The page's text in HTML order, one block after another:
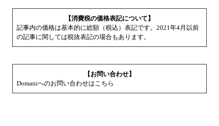
【消費税の価格表記について】
記事内の価格は基本的に総額（税込）表記です。2021年4月以前
の記事に関しては税抜表記の場合もあります。
【お問い合わせ】
Domaniへのお問い合わせはこちら